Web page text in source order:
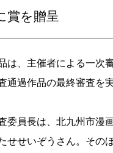
賞を贈呈
は、主催者による一次
通過作品の最終審査を実
委員長は、北九州市漫
せせいぞうさん。その